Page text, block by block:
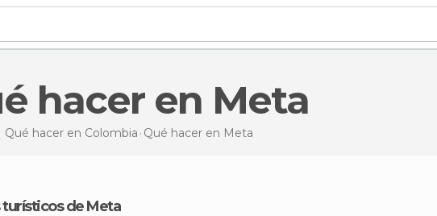
hacer en Meta
Qué hacer en Colombia Qué hacer en Meta
turísticos de Meta